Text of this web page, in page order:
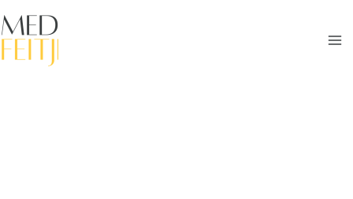
naar
de